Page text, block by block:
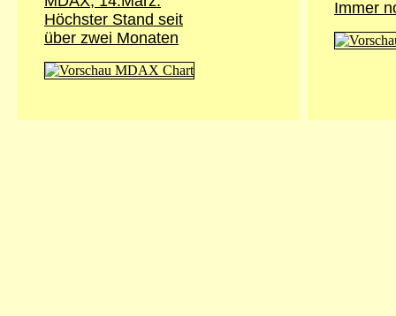
Höchster Stand seit
über zwei Monaten
Immer